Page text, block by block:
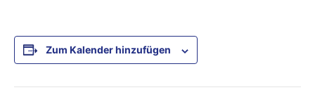
Zum Kalender hinzufügen